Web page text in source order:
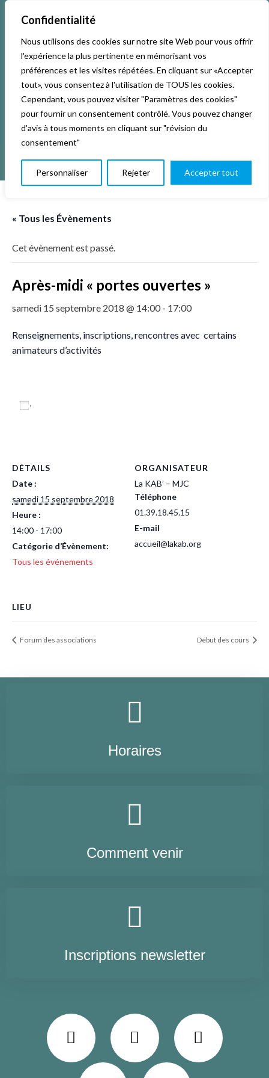
Confidentialité
Nous utilisons des cookies sur notre site Web pour vous offrir
l'expérience la plus pertinente en mémorisant vos
préférences et les visites répétées. En cliquant sur «Accepter
tout», vous consentez à l'utilisation de TOUS les cookies.
Cependant, vous pouvez visiter "Paramètres des cookies"
pour fournir un consentement contrôlé. Vous pouvez changer
d'avis à tous moments en cliquant sur "révision du
consentement"
Personnaliser Rejeter Accepter tout
Accueil Activités & Inscriptions
Événements Studios L’association
La vie de La KAB’ Club
« Tous les Évènements
Cet évènement est passé.
Après-midi « portes ouvertes »
samedi 15 septembre 2018 @ 14:00- 17:00
Renseignements, inscriptions, rencontres avec certains
animateurs d’activités
DÉTAILS
Date :
samedi 15 septembre 2018
Heure :
14:00 - 17:00
Catégorie d’Évènement:
Tous les événements
ORGANISATEUR
La KAB’ – MJC
Téléphone
01.39.18.45.15
E-mail
accueil@lakab.org
LIEU
Forum des associations Début des cours
Horaires
Comment venir
Inscriptions newsletter